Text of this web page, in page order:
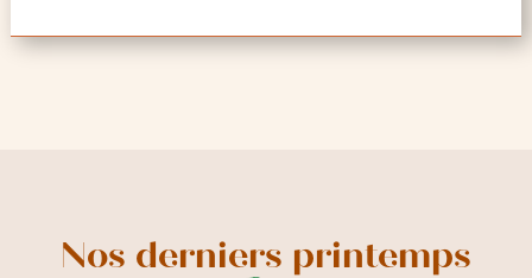
Nos derniers printemps